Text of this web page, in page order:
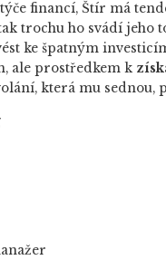
týče financí, Štír má
trochu ho svádí jeho
ke špatným
ale prostředkem k
která mu sednou,